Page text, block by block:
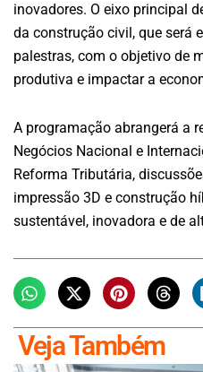
inovadores. O eixo principal
da construção civil, que será
palestras, com o objetivo de
produtiva e impactar a
A programação abrangerá a
Negócios Nacional e
Reforma Tributária,
impressão 3D e construção
sustentável, inovadora e de
Veja Também